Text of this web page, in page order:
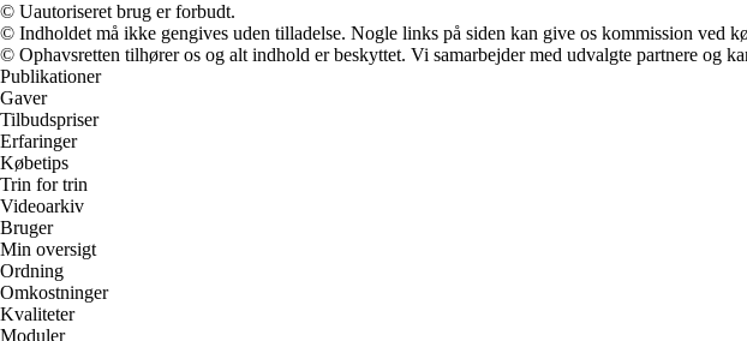
© Uautoriseret brug er forbudt.
© Indholdet må ikke gengives uden tilladelse. Nogle links på siden kan give os kommission ved
© Ophavsretten tilhører os og alt indhold er beskyttet. Vi samarbejder med udvalgte partnere og
Publikationer
Gaver
Tilbudspriser
Erfaringer
Købetips
Trin for trin
Videoarkiv
Bruger
Min oversigt
Ordning
Omkostninger
Kvaliteter
Moduler